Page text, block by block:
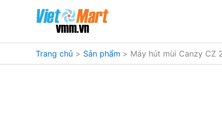
dung
Trang chủ Sản phẩm Máy hút mùi Canzy CZ